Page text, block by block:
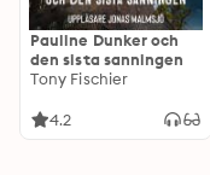
Pauline Dunker och
den sista sanningen
Tony Fischier
4.2